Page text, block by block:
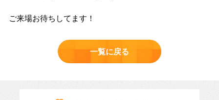
ご来場お待ちしてます！
一覧に戻る